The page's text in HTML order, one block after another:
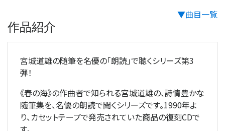
▼曲目一覧
作品紹介
宮城道雄の随筆を名優の「朗読」で聴くシリーズ第3
弾！
《春の海》の作曲者で知られる宮城道雄の、詩情豊かな
随筆集を、名優の朗読で聞くシリーズです。1990年よ
り、カセットテープで発売されていた商品の復刻CDで